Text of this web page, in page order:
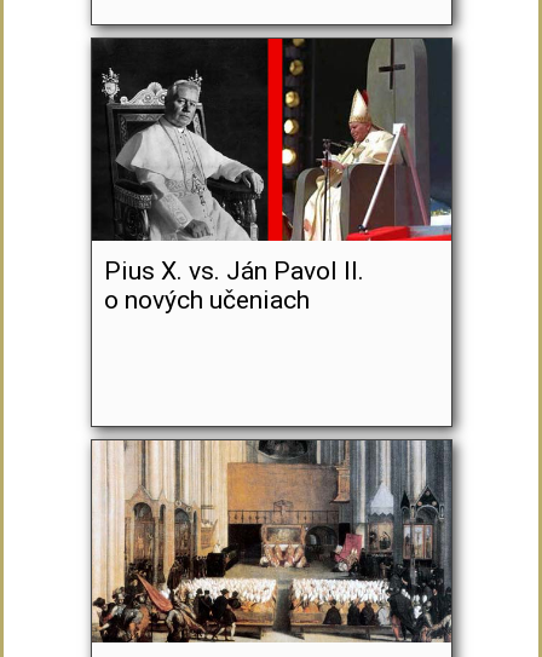
Pius X. vs. Ján Pavol II.
o nových učeniach